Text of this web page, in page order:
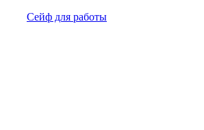
Сейф для работы